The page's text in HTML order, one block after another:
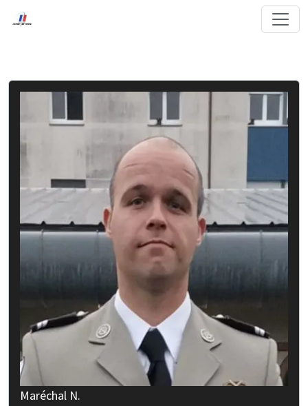
Maréchal N.